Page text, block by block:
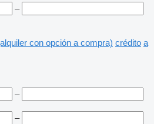
–
con opción a compra) crédito a
–
–